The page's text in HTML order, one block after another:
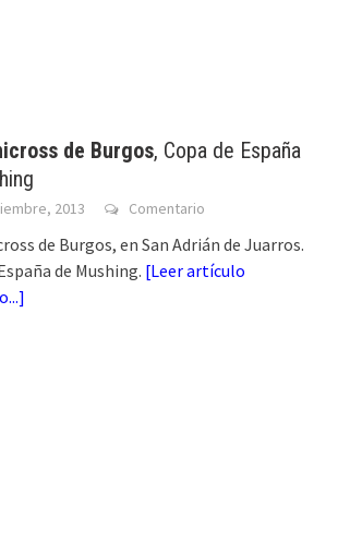
de Burgos, Copa de España
2013 Comentario
de Burgos, en San Adrián de Juarros.
de Mushing. [Leer artículo
]